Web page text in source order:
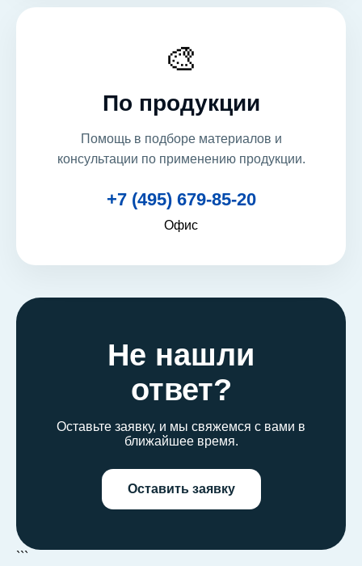
🎨
По продукции
Помощь в подборе материалов и
консультации по применению продукции.
+7 (495) 679-85-20
Офис
Не нашли
ответ?
Оставьте заявку, и мы свяжемся с вами в
ближайшее время.
Оставить заявку
```